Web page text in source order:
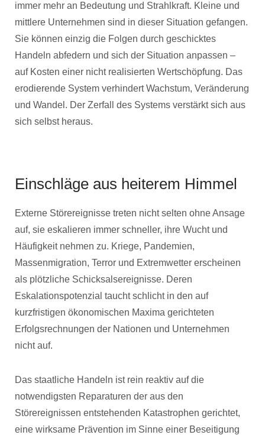
immer mehr an Bedeutung und Strahlkraft. Kleine und
mittlere Unternehmen sind in dieser Situation gefangen.
Sie können einzig die Folgen durch geschicktes
Handeln abfedern und sich der Situation anpassen –
auf Kosten einer nicht realisierten Wertschöpfung. Das
erodierende System verhindert Wachstum, Veränderung
und Wandel. Der Zerfall des Systems verstärkt sich aus
sich selbst heraus.
Einschläge aus heiterem Himmel
Externe Störereignisse treten nicht selten ohne Ansage
auf, sie eskalieren immer schneller, ihre Wucht und
Häufigkeit nehmen zu. Kriege, Pandemien,
Massenmigration, Terror und Extremwetter erscheinen
als plötzliche Schicksalsereignisse. Deren
Eskalationspotenzial taucht schlicht in den auf
kurzfristigen ökonomischen Maxima gerichteten
Erfolgsrechnungen der Nationen und Unternehmen
nicht auf.
Das staatliche Handeln ist rein reaktiv auf die
notwendigsten Reparaturen der aus den
Störereignissen entstehenden Katastrophen gerichtet,
eine wirksame Prävention im Sinne einer Beseitigung